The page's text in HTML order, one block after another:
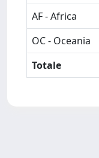
AF - Africa
OC - Oceania
Totale